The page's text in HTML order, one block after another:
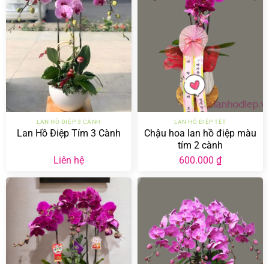
LAN HỒ ĐIỆP 3 CÀNH
Lan Hồ Điệp Tím 3 Cành
Liên hệ
LAN HỒ ĐIỆP TẾT
Chậu hoa lan hồ điệp màu
tím 2 cành
600.000 ₫